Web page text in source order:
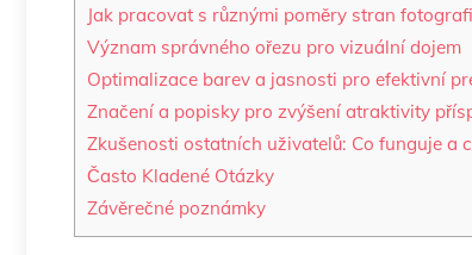
Jak pracovat ‌s různými‍ poměry ‌stran
Význam správného ořezu pro vizuální ⁣dojem
Optimalizace barev a jasnosti ‍pro efektivní
Značení⁢ a popisky⁢ pro zvýšení atraktivity
Zkušenosti ostatních ⁢uživatelů: Co funguje a‍
Často‍ Kladené Otázky
Závěrečné poznámky